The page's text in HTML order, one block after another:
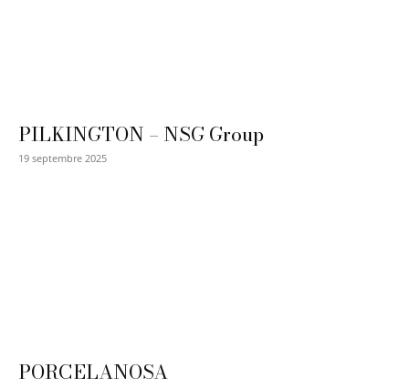
PILKINGTON – NSG Group
19 septembre 2025
PORCELANOSA